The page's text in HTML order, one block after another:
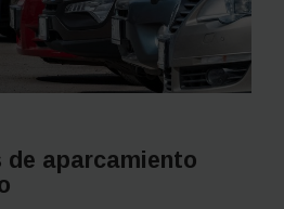
aparcamiento